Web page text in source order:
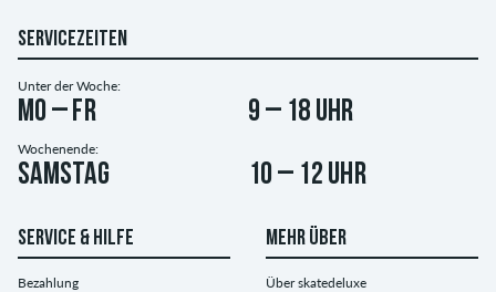
SERVICEZEITEN
Unter der Woche:
Mo – Fr 9 – 18 Uhr
Wochenende:
Samstag 10 – 12 Uhr
SERVICE & HILFE
Bezahlung
MEHR ÜBER
Über skatedeluxe